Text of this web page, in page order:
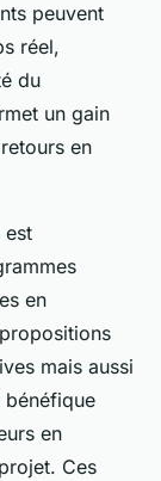
peuvent
réel,
du
un gain
en
est
en
mais aussi
bénéfique
en
Ces